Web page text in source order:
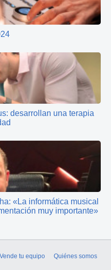
desarrollan una terapia
«La informática musical
muy importante»
Vende tu equipo
Quiénes somos